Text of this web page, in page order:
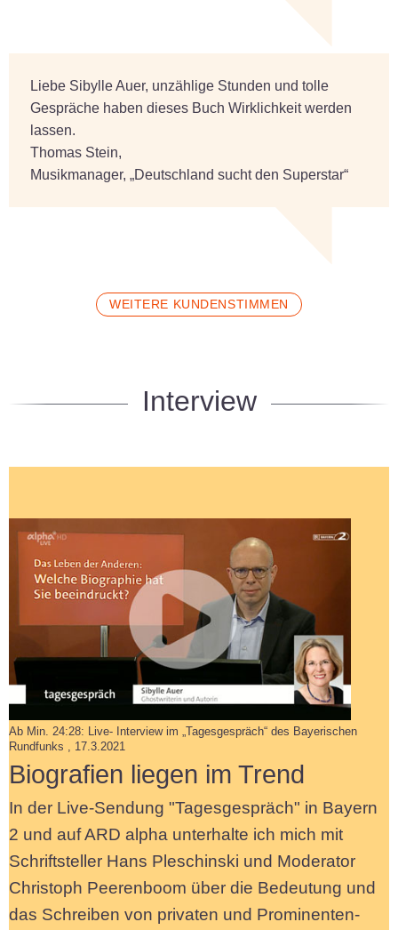
Liebe Sibylle Auer, unzählige Stunden und tolle
Gespräche haben dieses Buch Wirklichkeit werden
lassen.
Thomas Stein,
Musikmanager, „Deutschland sucht den Superstar“
WEITERE KUNDENSTIMMEN
Interview
Ab Min. 24:28: Live- Interview im „Tagesgespräch“ des Bayerischen
Rundfunks , 17.3.2021
Biografien liegen im Trend
In der Live-Sendung "Tagesgespräch" in Bayern
2 und auf ARD alpha unterhalte ich mich mit
Schriftsteller Hans Pleschinski und Moderator
Christoph Peerenboom über die Bedeutung und
das Schreiben von privaten und Prominenten-